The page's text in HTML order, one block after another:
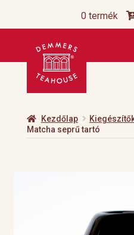
0 termék
Ugrás
navigációhoz
Kilépés
tartalomba
Kezdőlap
Matcha seprű tartó